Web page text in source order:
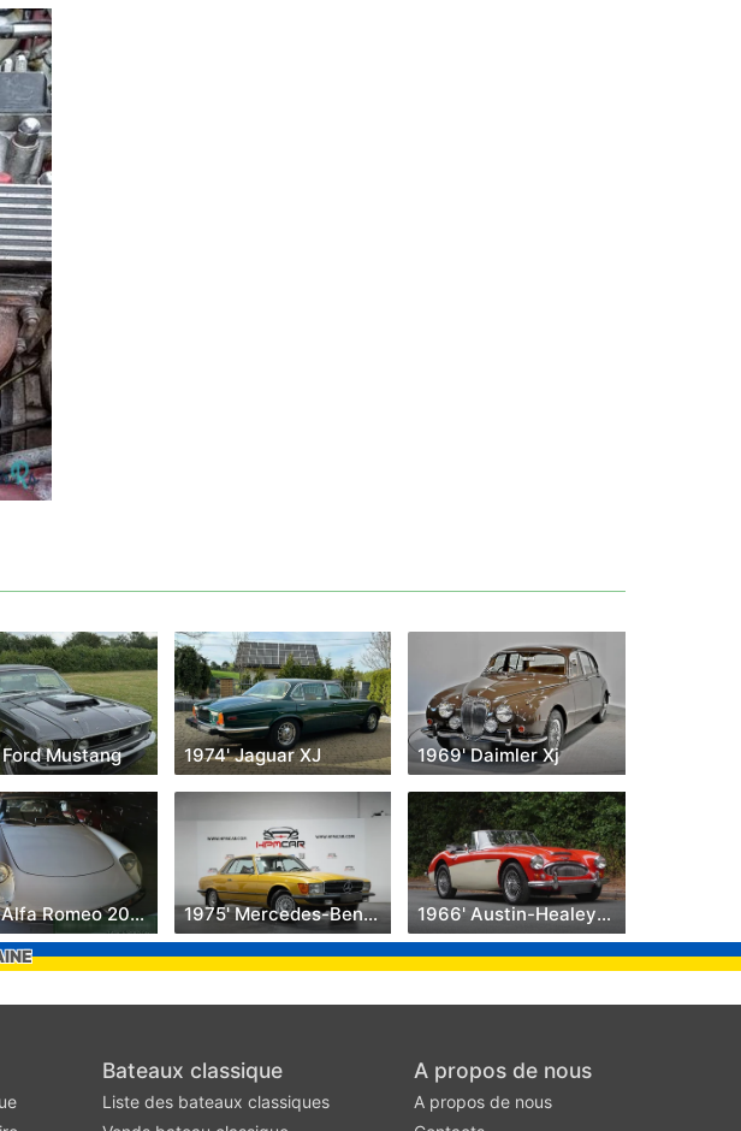
Mustang 1974' Jaguar XJ 1969' Daimler Xj
1972' Alfa Romeo 2000 1975' Mercedes-Benz Classe Slc 1966' Austin-Healey 3000
Bateaux classique
Liste des bateaux classiques
A propos de nous
A propos de nous